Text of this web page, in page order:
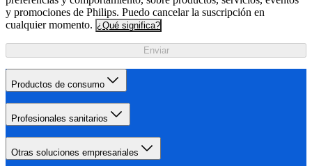
y promociones de Philips. Puedo cancelar la suscripción en
cualquier momento. ¿Qué significa?
Enviar
Productos de consumo
Profesionales sanitarios
Otras soluciones empresariales